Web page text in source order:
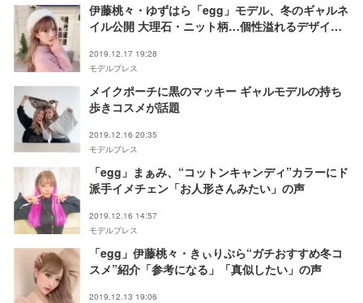
伊藤桃々・ゆずはら「egg」モデル、冬のギャルネ
イル公開 大理石・ニット柄…個性溢れるデザイン
2019.12.17 19:28
モデルプレス
メイクポーチに黒のマッキー ギャルモデルの持ち
歩きコスメが話題
2019.12.16 20:35
モデルプレス
「egg」まぁみ、“コットンキャンディ”カラーにド
派手イメチェン「お人形さんみたい」の声
2019.12.16 14:57
モデルプレス
「egg」伊藤桃々・きぃりぷら“ガチおすすめ冬コ
スメ”紹介「参考になる」「真似したい」の声
2019.12.13 19:06